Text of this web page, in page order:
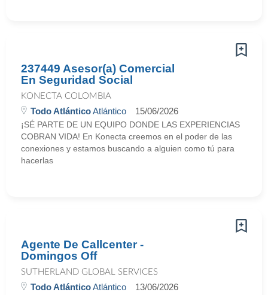
237449 Asesor(a) Comercial
En Seguridad Social
KONECTA COLOMBIA
Todo AtlánticoAtlántico 15/06/2026
¡SÉ PARTE DE UN EQUIPO DONDE LAS EXPERIENCIAS
COBRAN VIDA! En Konecta creemos en el poder de las
conexiones y estamos buscando a alguien como tú para
hacerlas
Agente De Callcenter -
Domingos Off
SUTHERLAND GLOBAL SERVICES
Todo AtlánticoAtlántico 13/06/2026